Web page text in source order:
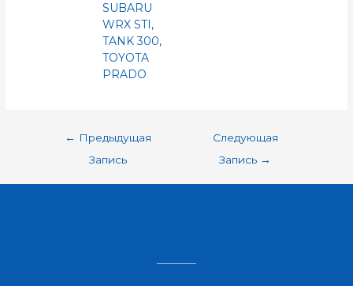
SUBARU
WRX STI,
TANK 300,
TOYOTA
PRADO
← Предыдущая
Запись
Следующая
Запись →